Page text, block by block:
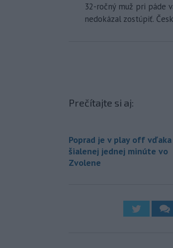
32-ročný muž pri páde
nedokázal zostúpiť.
Prečítajte si aj:
Poprad je v play off vďaka
šialenej jednej minúte vo
Zvolene